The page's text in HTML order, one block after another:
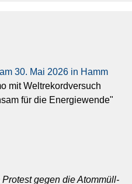
30. Mai 2026 in Hamm
mit Weltrekordversuch
für die Energiewende"
gegen die Atommüll-